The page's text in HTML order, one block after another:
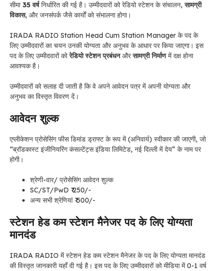
सीमा 35 वर्षनिर्धारित की गई है। उम्मीदवारों को रेडियो स्टेशन के संचालन,सामग्री
विकास, और जनसंपर्क जैसे कार्यों को संभालना होगा।
IRADA RADIO Station Head Cum Station Manager के पद के
लिए उम्मीदवारों का चयन उनकी योग्यता और अनुभव के आधार पर किया जाएगा। इस
पद के लिए उम्मीदवारों कोरेडियो स्टेशन प्रबंधनऔरसामग्री निर्माणमें दक्ष होना
आवश्यक है।
उम्मीदवारों को सलाह दी जाती है कि वे अपने आवेदन पत्र में अपनी योग्यता और
अनुभव का विस्तृत विवरण दें।
आवेदन शुल्क
एप्लीकेशन प्रोसेसिंग फीस डिमांड ड्राफ्ट के रूप में (अनिवार्य) स्वीकार की जाएगी, जो
“ब्रॉडकास्ट इंजीनियरिंग कंसल्टेंट्स इंडिया लिमिटेड, नई दिल्ली में देय” के नाम पर
होगी।
श्रेणी-वार/ प्रोसेसिंग आवेदन शुल्क
SC/ST/PwD ₹ 250/-
अन्य सभी श्रेणियां ₹ 500/-
स्टेशन हेड कम स्टेशन मैनेजर पद के लिए योग्यता
मानदंड
IRADA RADIO में स्टेशन हेड कम स्टेशन मैनेजर के पद के लिए योग्यता मानदंड
की विस्तृत जानकारी यहाँ दी गई है। इस पद के लिए उम्मीदवारों को मीडिया में 0-1 वर्ष